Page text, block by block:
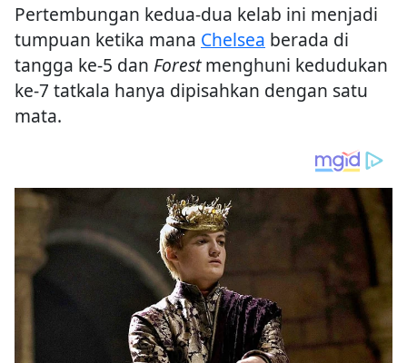
Pertembungan kedua-dua kelab ini menjadi
tumpuan ketika mana Chelsea berada di
tangga ke-5 dan Forestmenghuni kedudukan
ke-7 tatkala hanya dipisahkan dengan satu
mata.